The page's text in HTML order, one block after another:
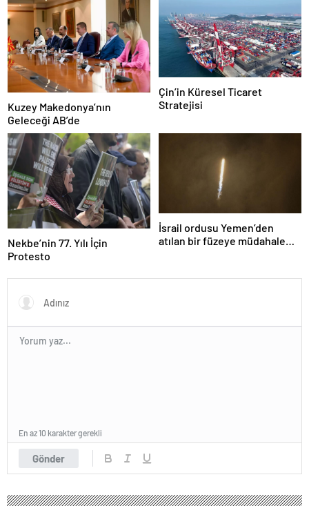
Kuzey Makedonya’nın
Geleceği AB’de
Çin’in Küresel Ticaret
Stratejisi
Nekbe’nin 77. Yılı İçin
Protesto
İsrail ordusu Yemen’den
atılan bir füzeye müdahale
Gönder
En az 10 karakter gerekli